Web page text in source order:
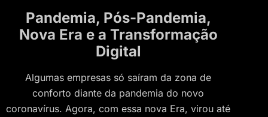
Pandemia, Pós-Pandemia,
Nova Era e a Transformação
Digital
Algumas empresas só saíram da zona de
conforto diante da pandemia do novo
coronavírus. Agora, com essa nova Era, virou até